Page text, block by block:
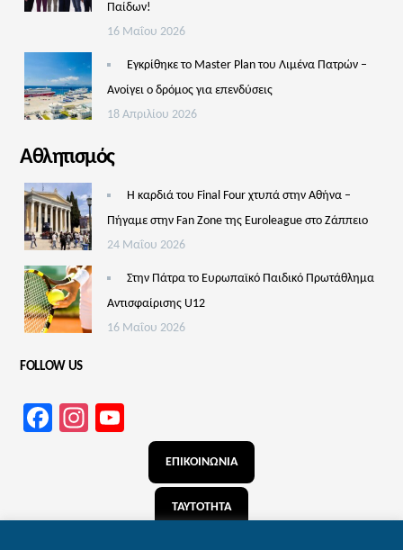
Παίδων!
16 Μαΐου 2026
Εγκρίθηκε το Master Plan του Λιμένα Πατρών –
Aνοίγει ο δρόμος για επενδύσεις
18 Απριλίου 2026
Αθλητισμός
Η καρδιά του Final Four χτυπά στην Αθήνα –
Πήγαμε στην Fan Zone της Euroleague στο Ζάππειο
24 Μαΐου 2026
Στην Πάτρα το Ευρωπαϊκό Παιδικό Πρωτάθλημα
Αντισφαίρισης U12
16 Μαΐου 2026
FOLLOW US
Facebook
Instagram
Channel
ΕΠΙΚΟΙΝΩΝΙΑ
ΤΑΥΤΟΤΗΤΑ